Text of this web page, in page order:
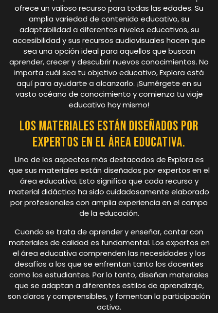
ofrece un valioso recurso para todas las edades. Su
amplia variedad de contenido educativo, su
adaptabilidad a diferentes niveles educativos, su
accesibilidad y sus recursos audiovisuales hacen que
sea una opción ideal para aquellos que buscan
aprender, crecer y descubrir nuevos conocimientos. No
importa cuál sea tu objetivo educativo, Explora está
aquí para ayudarte a alcanzarlo. ¡Sumérgete en su
vasto océano de conocimiento y comienza tu viaje
educativo hoy mismo!
Los materiales están diseñados por
expertos en el área educativa.
Uno de los aspectos más destacados de Explora es
que sus materiales están diseñados por expertos en el
área educativa. Esto significa que cada recurso y
material didáctico ha sido cuidadosamente elaborado
por profesionales con amplia experiencia en el campo
de la educación.
Cuando se trata de aprender y enseñar, contar con
materiales de calidad es fundamental. Los expertos en
el área educativa comprenden las necesidades y los
desafíos a los que se enfrentan tanto los docentes
como los estudiantes. Por lo tanto, diseñan materiales
que se adaptan a diferentes estilos de aprendizaje,
son claros y comprensibles, y fomentan la participación
activa.